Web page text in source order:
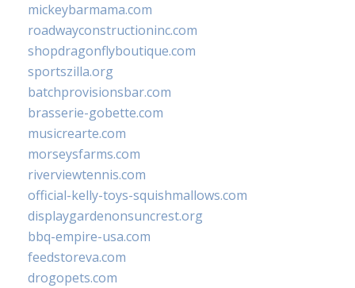
mickeybarmama.com
roadwayconstructioninc.com
shopdragonflyboutique.com
sportszilla.org
batchprovisionsbar.com
brasserie-gobette.com
musicrearte.com
morseysfarms.com
riverviewtennis.com
official-kelly-toys-squishmallows.com
displaygardenonsuncrest.org
bbq-empire-usa.com
feedstoreva.com
drogopets.com